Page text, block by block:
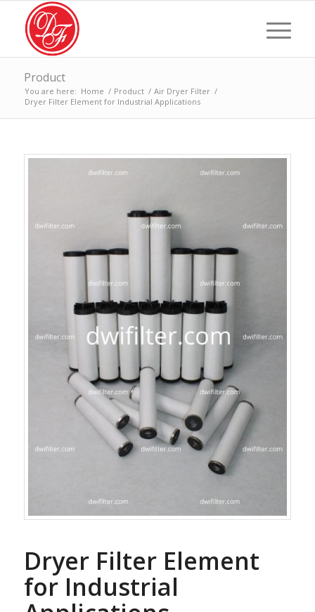
Product
You are here: Home / Product / Air Dryer Filter /
Dryer Filter Element for Industrial Applications
Dryer Filter Element
for Industrial